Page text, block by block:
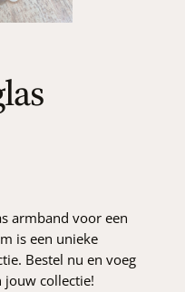
armband voor een
is een unieke
Bestel nu en voeg
jouw collectie!